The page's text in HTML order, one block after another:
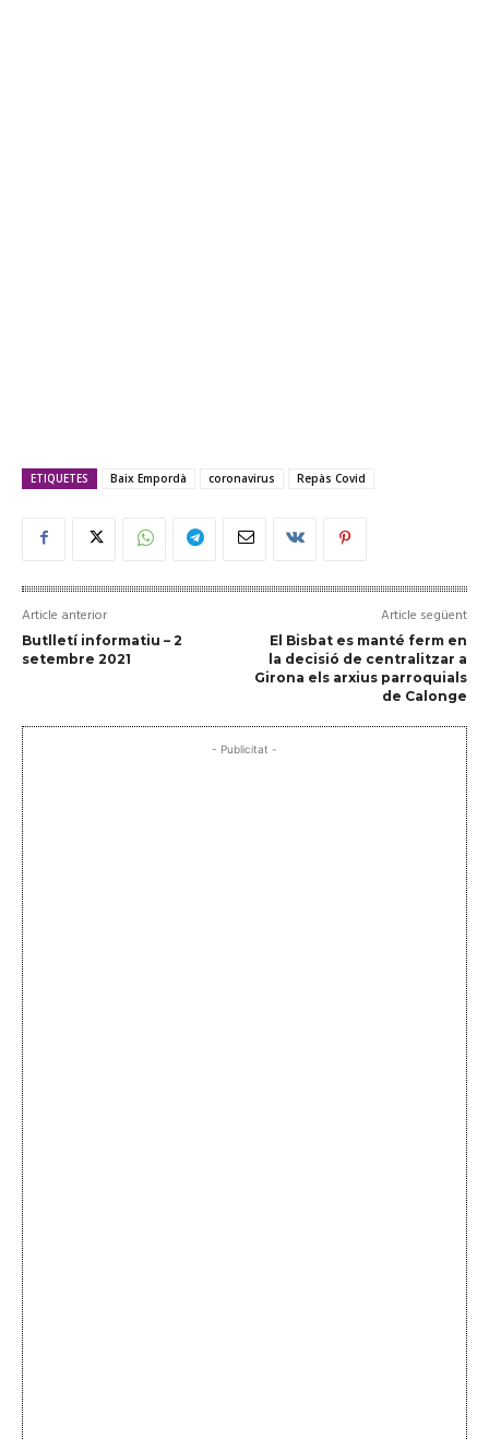
ETIQUETES Baix Empordà coronavirus Repàs Covid
Article anterior
Butlletí informatiu – 2
setembre 2021
Article següent
El Bisbat es manté ferm en
la decisió de centralitzar a
Girona els arxius parroquials
de Calonge
- Publicitat -